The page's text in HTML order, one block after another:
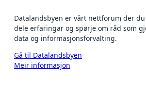
Datalandsbyen er vårt nettforum der
dele erfaringar og spørje om råd som
data og informasjonsforvalting.
Gå til Datalandsbyen
Meir informasjon